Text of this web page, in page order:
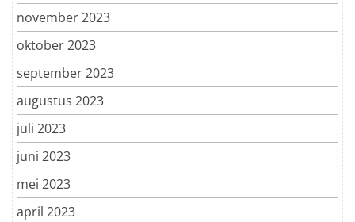
november 2023
oktober 2023
september 2023
augustus 2023
juli 2023
juni 2023
mei 2023
april 2023